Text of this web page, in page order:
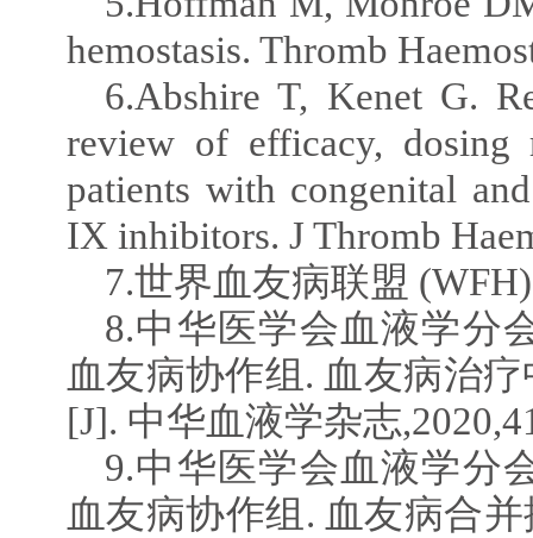
hemostasis. Thromb
6.Abshire T, Kenet G.
review of efficacy, dosing
patients with congenital
IX inhibitors. J Thromb
7.世界血友病联盟
8.中华医学会血液学分
血友病协作组. 血友病治
[J]. 中华血液学杂志
9.中华医学会血液学分
血友病协作组. 血友病合